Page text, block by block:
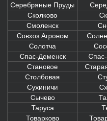
Серебряные Пруды
Сколково
Смоленск
Совхоз Агроном
Солотча
Спас-Деменск
Становое
Столбовая
Сухиничи
Сычево
Таруса
Товарково